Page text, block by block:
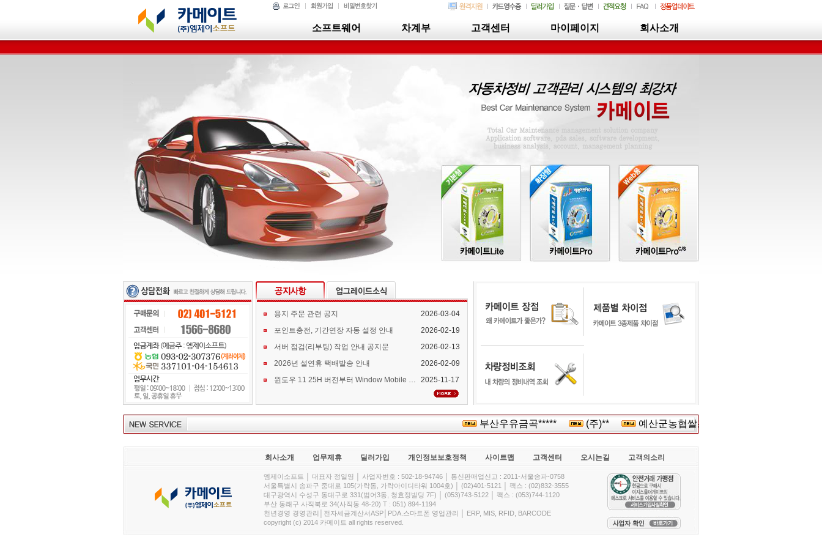
소프트웨어 차계부 고객센터 마이페이지 회사소개
용지 주문 관련 공지
2026-03-04
포인트충전, 기간연장 자동 설정 안내
2026-02-19
서버 점검(리부팅) 작업 안내 공지문
2026-02-13
2026년 설연휴 택배발송 안내
2026-02-09
윈도우 11 25H 버전부터 Window Mobile Device Center 지원 중단 안내
2025-11-17
부산우유금곡***** (주)** 예산군농협쌀조합*******
회사소개 업무제휴 딜러가입 개인정보보호정책 사이트맵 고객센터 오시는길 고객의소리
엠제이소프트 │ 대표자 정일영 │ 사업자번호 : 502-18-94746 │ 통신판매업신고 : 2011-서울송파-0758
서울특별시 송파구 중대로 105(가락동, 가락아이디타워 1004호) │ (02)401-5121 │ 팩스 : (02)832-3555
대구광역시 수성구 동대구로 331(범어3동, 청효정빌딩 7F) │ (053)743-5122 │ 팩스 : (053)744-1120
부산 동래구 사직북로 34(사직동 48-20) T : 051) 894-1194
천년경영 경영관리│전자세금계산서ASP│PDA.스마트폰 영업관리 │ ERP, MIS, RFID, BARCODE
copyright (c) 2014 카메이트 all rights reserved.